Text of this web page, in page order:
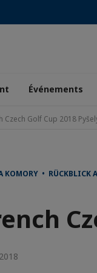
Événements
Czech Golf Cup 2018
KOMORY • RÜCKBLICK